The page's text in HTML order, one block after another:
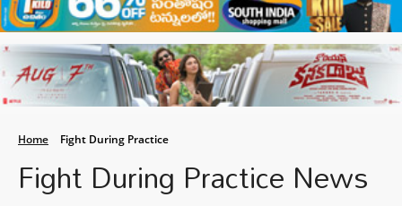
Home Fight During Practice
Fight During Practice News